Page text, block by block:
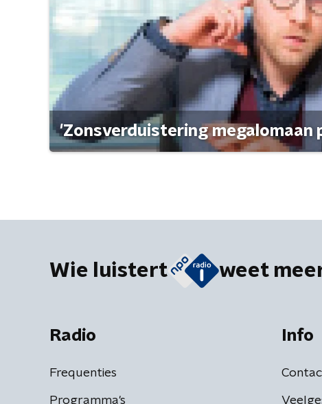
'Zonsverduistering megalomaan
Wie luistert weet
Radio
Frequenties
Programma's
Info